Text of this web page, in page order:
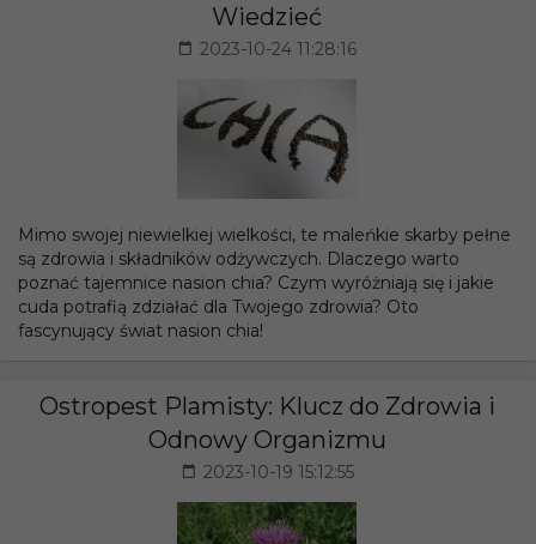
Wiedzieć
2023-10-24 11:28:16
Mimo swojej niewielkiej wielkości, te maleńkie skarby pełne
są zdrowia i składników odżywczych. Dlaczego warto
poznać tajemnice nasion chia? Czym wyróżniają się i jakie
cuda potrafią zdziałać dla Twojego zdrowia? Oto
fascynujący świat nasion chia!
Ostropest Plamisty: Klucz do Zdrowia i
Odnowy Organizmu
2023-10-19 15:12:55